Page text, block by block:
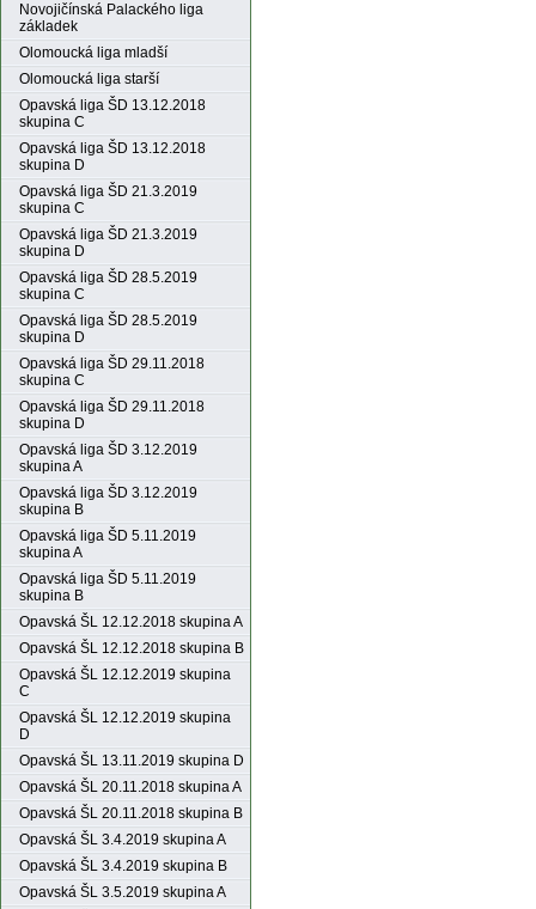
Novojičínská Palackého liga
základek
Olomoucká liga mladší
Olomoucká liga starší
Opavská liga ŠD 13.12.2018
skupina C
Opavská liga ŠD 13.12.2018
skupina D
Opavská liga ŠD 21.3.2019
skupina C
Opavská liga ŠD 21.3.2019
skupina D
Opavská liga ŠD 28.5.2019
skupina C
Opavská liga ŠD 28.5.2019
skupina D
Opavská liga ŠD 29.11.2018
skupina C
Opavská liga ŠD 29.11.2018
skupina D
Opavská liga ŠD 3.12.2019
skupina A
Opavská liga ŠD 3.12.2019
skupina B
Opavská liga ŠD 5.11.2019
skupina A
Opavská liga ŠD 5.11.2019
skupina B
Opavská ŠL 12.12.2018 skupina A
Opavská ŠL 12.12.2018 skupina B
Opavská ŠL 12.12.2019 skupina
C
Opavská ŠL 12.12.2019 skupina
D
Opavská ŠL 13.11.2019 skupina D
Opavská ŠL 20.11.2018 skupina A
Opavská ŠL 20.11.2018 skupina B
Opavská ŠL 3.4.2019 skupina A
Opavská ŠL 3.4.2019 skupina B
Opavská ŠL 3.5.2019 skupina A